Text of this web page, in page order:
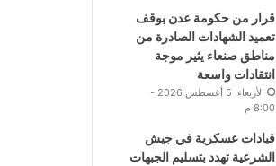
قرار من حكومة عدن بوقف
تعميد الشهادات الصادرة من
مناطق صنعاء يثير موجة
انتقادات واسعة
الأربعاء, 5 أغسطس 2026 -
8:00 م
قيادات عسكرية في جيش
الشرعية تهدد بتسليم الجبهات